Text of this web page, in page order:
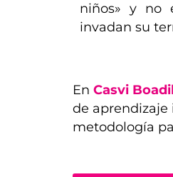
niños» y no
invadan su
En Casvi
de aprendizaje
metodología